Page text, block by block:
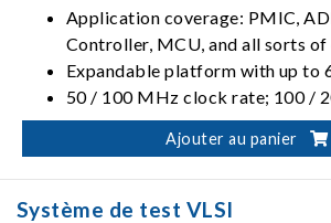
Application coverage: PMIC,
Controller, MCU, and all sorts of
Expandable platform with up to
50 / 100 MHz clock rate; 100 /
data rate
Varieties of high density options,
analog, ADDA, mixed-signal, to
Ajouter au panier
Système de test VLSI